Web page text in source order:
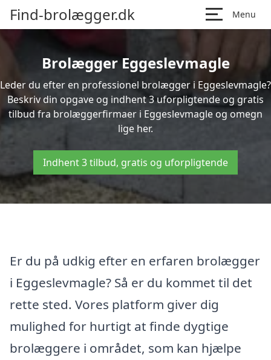
Find-brolægger.dk Menu
Brolægger Eggeslevmagle
Leder du efter en professionel brolægger i Eggeslevmagle?
Beskriv din opgave og indhent 3 uforpligtende og gratis
tilbud fra brolæggerfirmaer i Eggeslevmagle og omegn
lige her.
Indhent 3 tilbud, gratis og uforpligtende
Er du på udkig efter en erfaren brolægger
i Eggeslevmagle? Så er du kommet til det
rette sted. Vores platform giver dig
mulighed for hurtigt at finde dygtige
brolæggere i området, som kan hjælpe